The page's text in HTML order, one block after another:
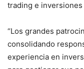
trading e inversiones
“Los grandes
consolidando
experiencia en